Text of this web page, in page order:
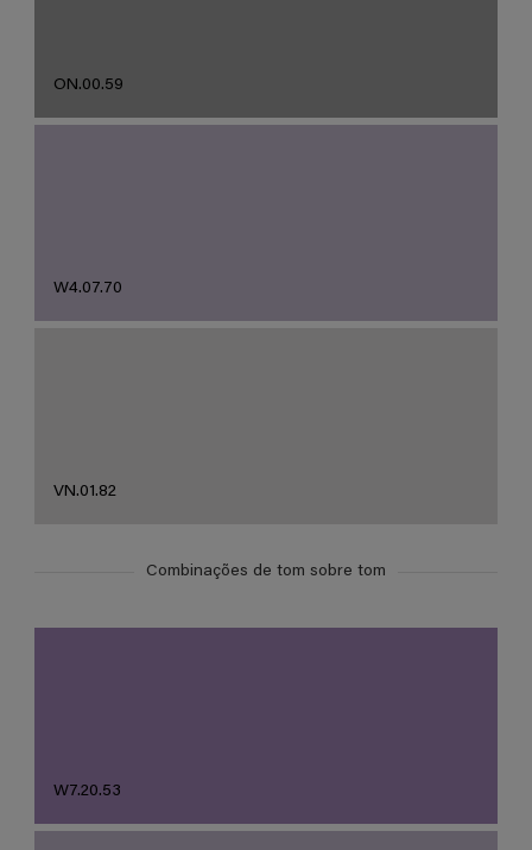
ON.00.59
W4.07.70
VN.01.82
Combinações de tom sobre tom
W7.20.53